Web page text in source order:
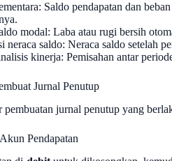
Saldo pendapatan dan
modal: Laba atau rugi bersih
neraca saldo: Neraca saldo setelah
kinerja: Pemisahan antar
Jurnal Penutup
jurnal penutup yang
Pendapatan